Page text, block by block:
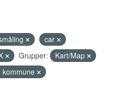
car
Grupper:
Kart/Map
kommune